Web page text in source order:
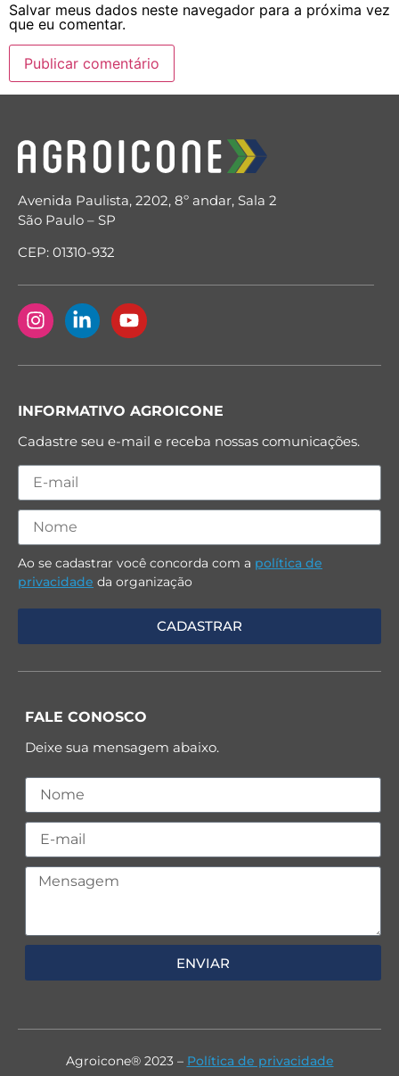
Salvar meus dados neste navegador para a próxima vez
que eu comentar.
Avenida Paulista, 2202, 8º andar, Sala 2
São Paulo – SP
CEP: 01310-932
INFORMATIVO AGROICONE
Cadastre seu e-mail e receba nossas comunicações.
Ao se cadastrar você concorda com a política de
privacidade da organização
FALE CONOSCO
Deixe sua mensagem abaixo.
ENVIAR
Agroicone® 2023 – Política de privacidade